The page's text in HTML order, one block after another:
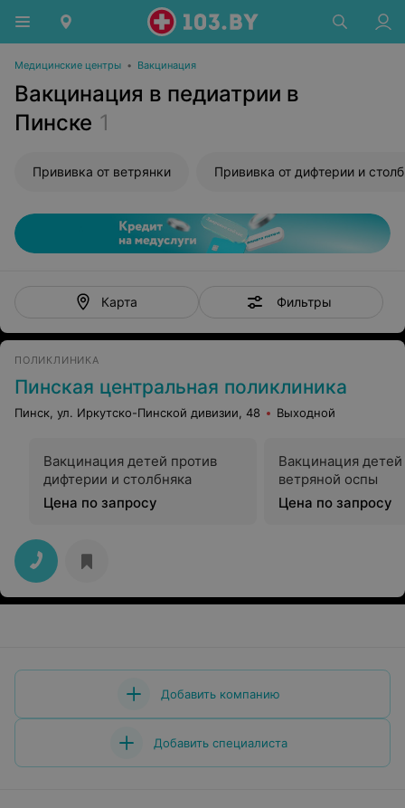
Медицинские центры • Вакцинация
Вакцинация в педиатрии в
Пинске 1
Прививка от ветрянки
Карта Фильтры
ПОЛИКЛИНИКА
Пинская центральная поликлиника
Пинск, ул. Иркутско-Пинской дивизии, 48 Выходной
Вакцинация детей против
дифтерии и столбняка
Цена по запросу
Вакцинация детей
ветряной оспы
Цена по запросу
Добавить компанию
Добавить специалиста